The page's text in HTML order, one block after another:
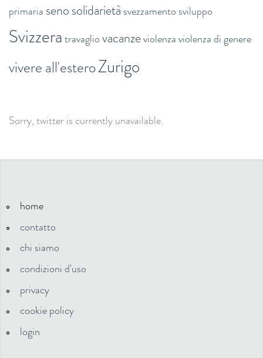
primaria senosolidarietà svezzamento sviluppo
Svizzeratravagliovacanzeviolenzaviolenza di genere
vivere all'esteroZurigo
Sorry, twitter is currently unavailable.
home
contatto
chi siamo
condizioni d'uso
privacy
cookie policy
login